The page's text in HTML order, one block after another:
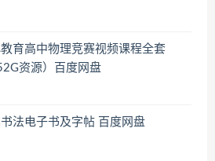
育高中物理竞赛视频课程全套
资源）百度网盘
法电子书及字帖 百度网盘